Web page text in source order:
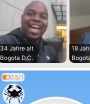
34 Jahre alt
Bogota D.C.
18
0.5/1